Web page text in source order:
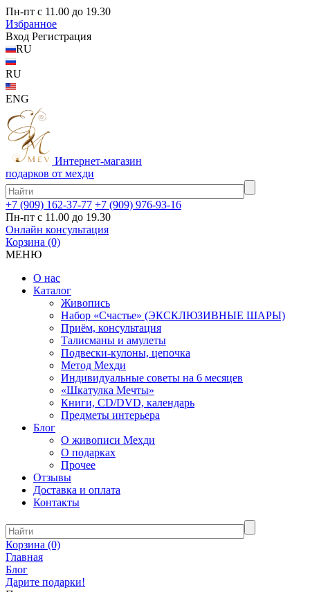
Пн-пт с 11.00 до 19.30
Избранное
Вход Регистрация
RU
RU
ENG
Интернет-магазин
подарков от мехди
+7 (909) 162-37-77 +7 (909) 976-93-16
Пн-пт с 11.00 до 19.30
Онлайн консультация
Корзина (0)
МЕНЮ
О нас
Каталог
Живопись
Набор «Счастье» (ЭКСКЛЮЗИВНЫЕ ШАРЫ)
Приём, консультация
Талисманы и амулеты
Подвески-кулоны, цепочка
Метод Мехди
Индивидуальные советы на 6 месяцев
«Шкатулка Мечты»
Книги, CD/DVD, календарь
Предметы интерьера
Блог
О живописи Мехди
О подарках
Прочее
Отзывы
Доставка и оплата
Контакты
Корзина (0)
Главная
Блог
Дарите подарки!